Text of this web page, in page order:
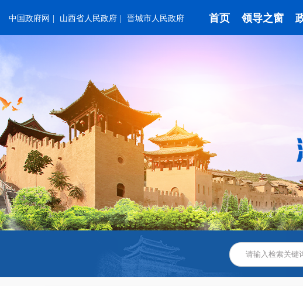
中国政府网 山西省人民政府 晋城市人民政府 首页 领导之窗